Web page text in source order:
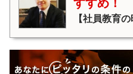
すすめ！
【社員教育